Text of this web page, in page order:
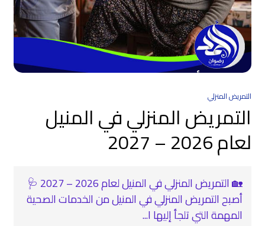
التمريض المنزلي
التمريض المنزلي في المنيل
لعام 2026 – 2027
🏡 التمريض المنزلي في المنيل لعام 2026 – 2027 🩺
أصبح التمريض المنزلي في المنيل من الخدمات الصحية
المهمة التي تلجأ إليها ا...